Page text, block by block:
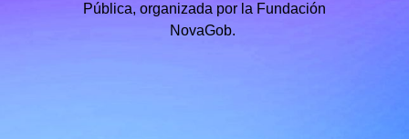
Pública, organizada por la Fundación
NovaGob.